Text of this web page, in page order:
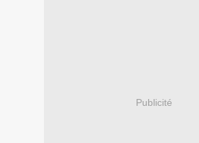
Publicité